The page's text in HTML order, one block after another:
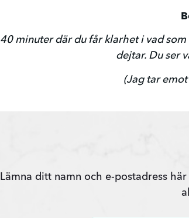
40 minuter där du får klarhet i vad
dejtar. Du ser
(Jag tar
Lämna ditt namn och e-postadress